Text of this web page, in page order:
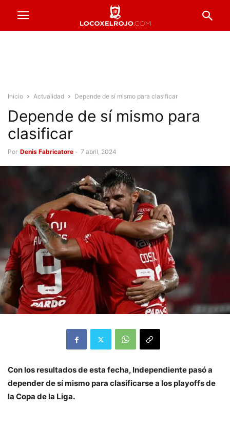
Inicio Actualidad Depende de sí mismo para clasificar
Depende de sí mismo para
clasificar
Por Denis Fabricatore - 7 abril, 2024
Con los resultados de esta fecha, Independiente pasó a
depender de sí mismo para clasificarse a los playoffs de
la Copa de la Liga.